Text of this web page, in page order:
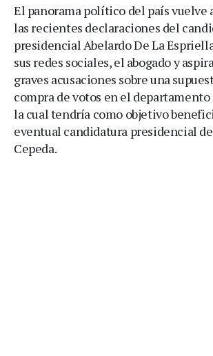
El panorama político del país vuelve
las recientes declaraciones del
presidencial Abelardo De La
sus redes sociales, el abogado y
graves acusaciones sobre una
compra de votos en el departamento
la cual tendría como objetivo
eventual candidatura presidencial
Cepeda.